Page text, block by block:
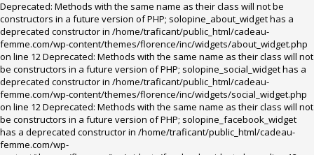
Deprecated: Methods with the same name as their class will not be
constructors in a future version of PHP; solopine_about_widget has a
deprecated constructor in /home/traficant/public_html/cadeau-
femme.com/wp-content/themes/florence/inc/widgets/about_widget.php
on line 12 Deprecated: Methods with the same name as their class will not
be constructors in a future version of PHP; solopine_social_widget has a
deprecated constructor in /home/traficant/public_html/cadeau-
femme.com/wp-content/themes/florence/inc/widgets/social_widget.php
on line 12 Deprecated: Methods with the same name as their class will not
be constructors in a future version of PHP; solopine_facebook_widget
has a deprecated constructor in /home/traficant/public_html/cadeau-
femme.com/wp-